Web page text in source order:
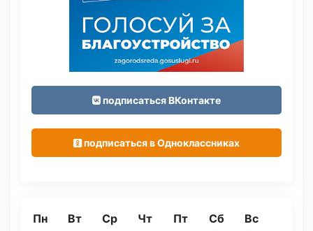
подписаться ВКонтакте
подписаться в Одноклассниках
Пн Вт Ср Чт Пт Сб Вс